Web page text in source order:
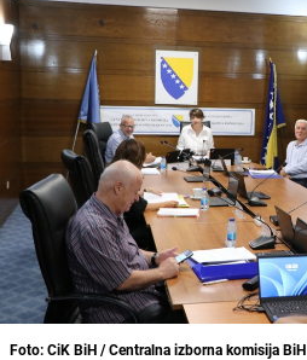
Foto: CiK BiH / Centralna izborna komisija BiH